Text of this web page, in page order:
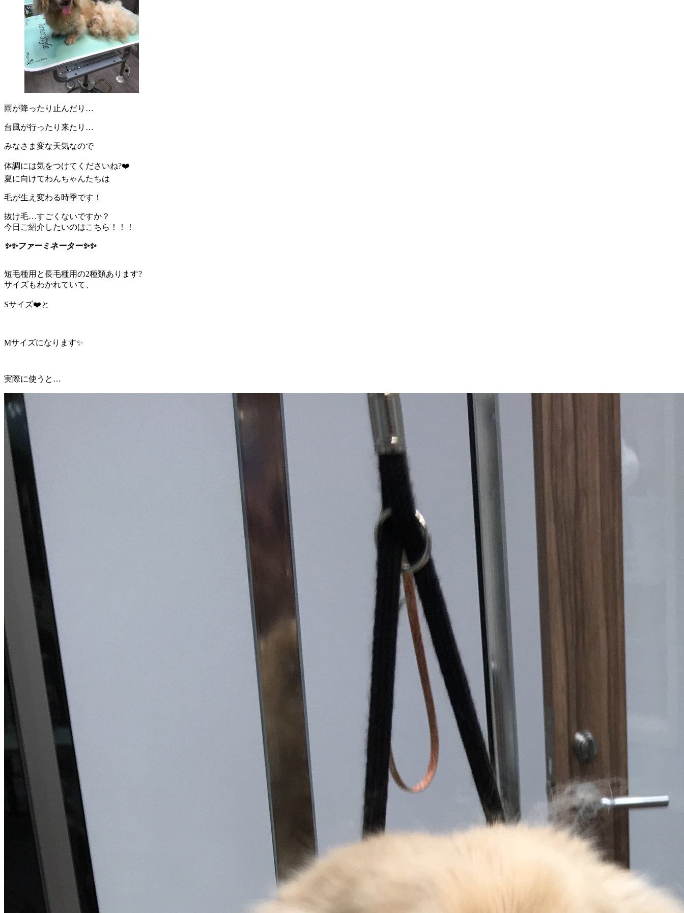
雨が降ったり止んだり…
台風が行ったり来たり…
みなさま変な天気なので
体調には気をつけてくださいね?❤️
夏に向けてわんちゃんたちは
毛が生え変わる時季です！
抜け毛…すごくないですか？
今日ご紹介したいのはこちら！！！
✨✨ファーミネーター✨✨
短毛種用と長毛種用の2種類あります?
サイズもわかれていて、
Sサイズ❤️と
Mサイズになります✨
実際に使うと…